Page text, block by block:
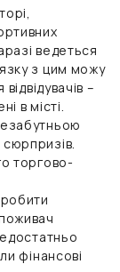
ведеться
з цим можу
–
в місті.
торгово-
фінансові